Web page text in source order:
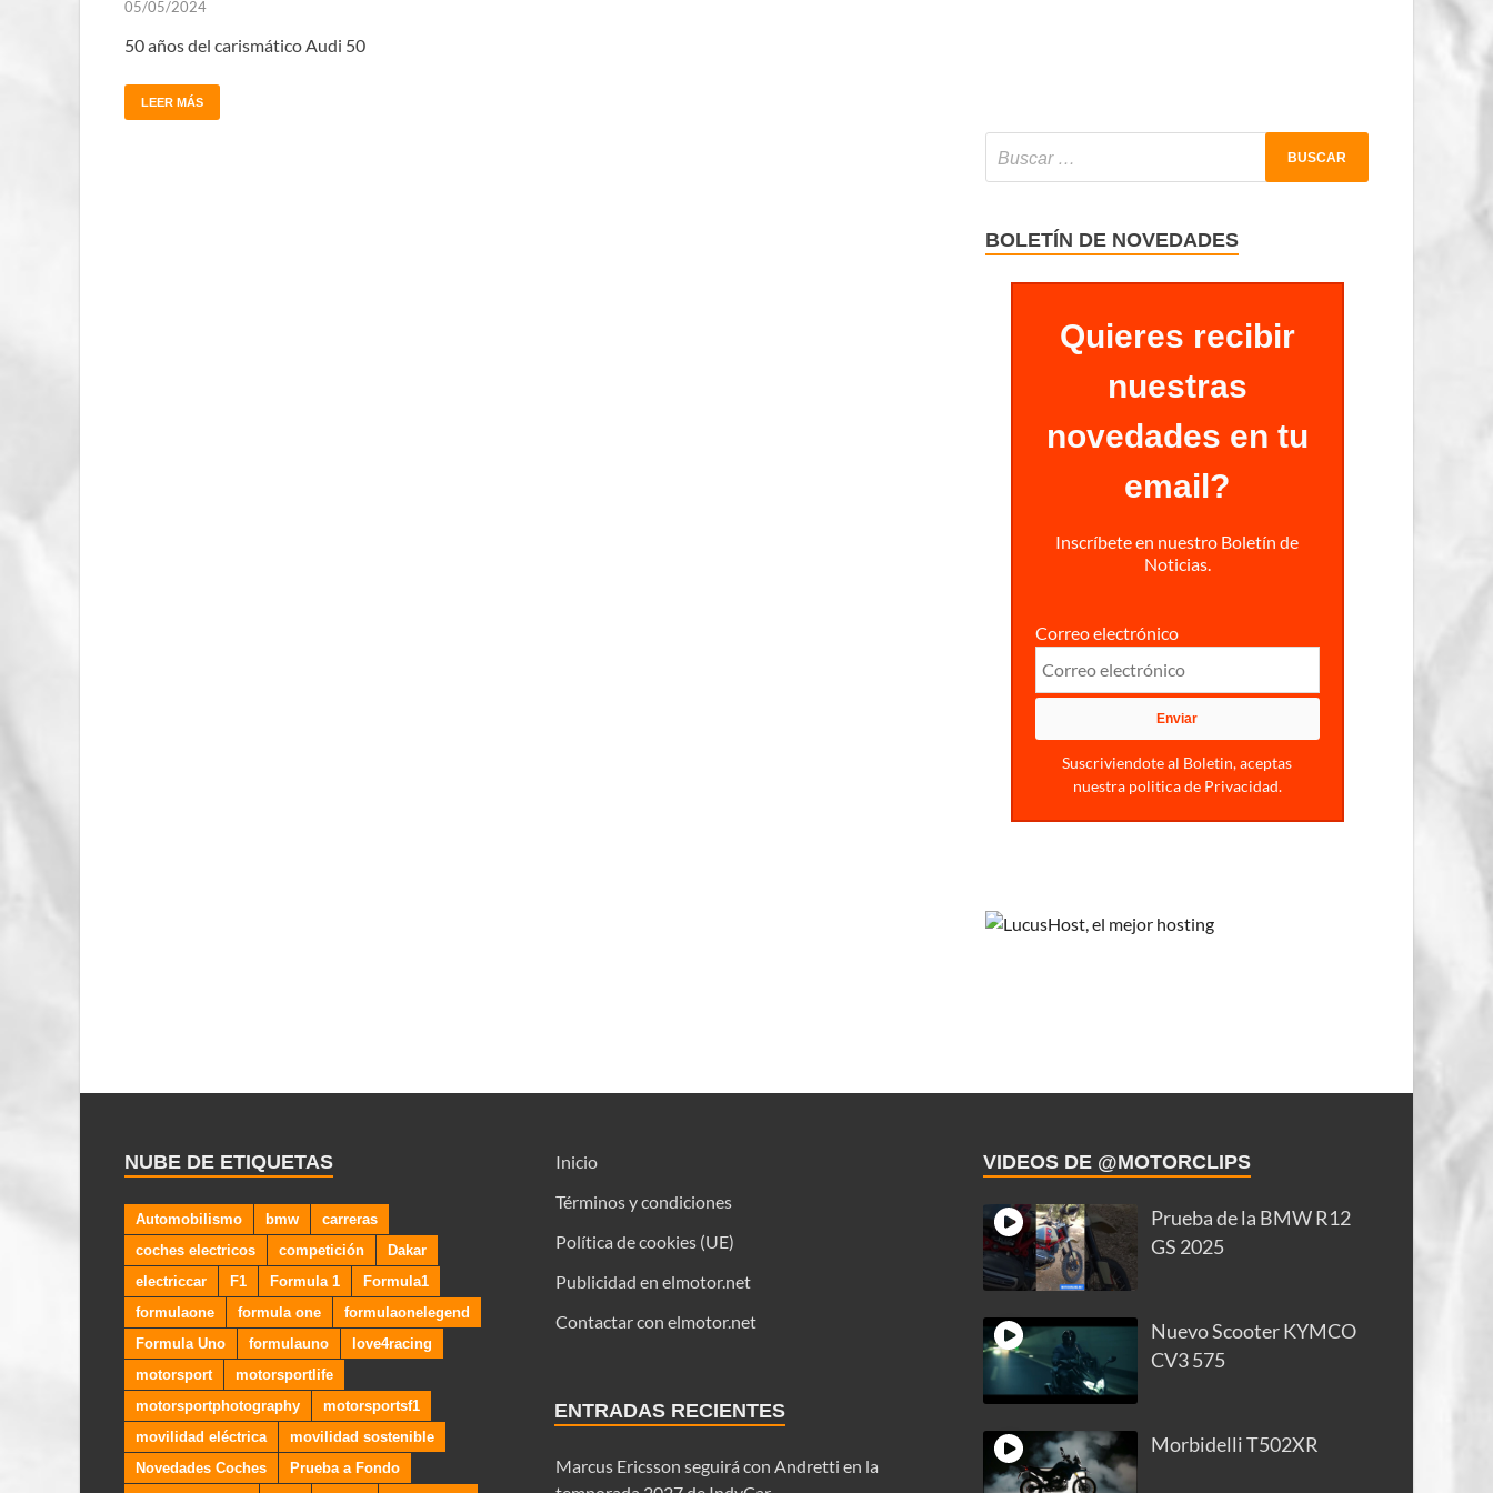
05/05/2024
50 años del carismático Audi 50
LEER MÁS
BOLETÍN DE NOVEDADES
Quieres recibir
nuestras
novedades en tu
email?
Inscríbete en nuestro Boletín de
Noticias.
Correo electrónico
Suscriviendote al Boletin, aceptas
nuestra politica de Privacidad.
NUBE DE ETIQUETAS
Automobilismo bmw
carreras
coches electricos
competición
Dakar
electriccar
F1 Formula 1
Formula1
formulaone
formula one
formulaonelegend
Formula Uno
formulauno
love4racing
motorsport
motorsportlife
motorsportphotography
motorsportsf1
movilidad eléctrica
movilidad sostenible
Novedades Coches
Prueba a Fondo
Inicio
Términos y condiciones
Política de cookies (UE)
Publicidad en elmotor.net
Contactar con elmotor.net
ENTRADAS RECIENTES
Marcus Ericsson seguirá con Andretti en la
VIDEOS DE @MOTORCLIPS
Prueba de la BMW R12
GS 2025
Nuevo Scooter KYMCO
CV3 575
Morbidelli T502XR